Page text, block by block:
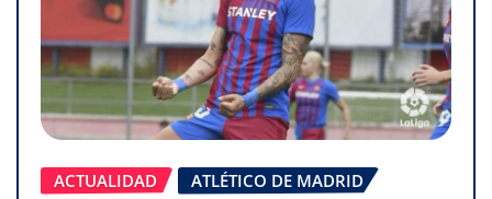
ACTUALIDAD
ATLÉTICO DE MADRID